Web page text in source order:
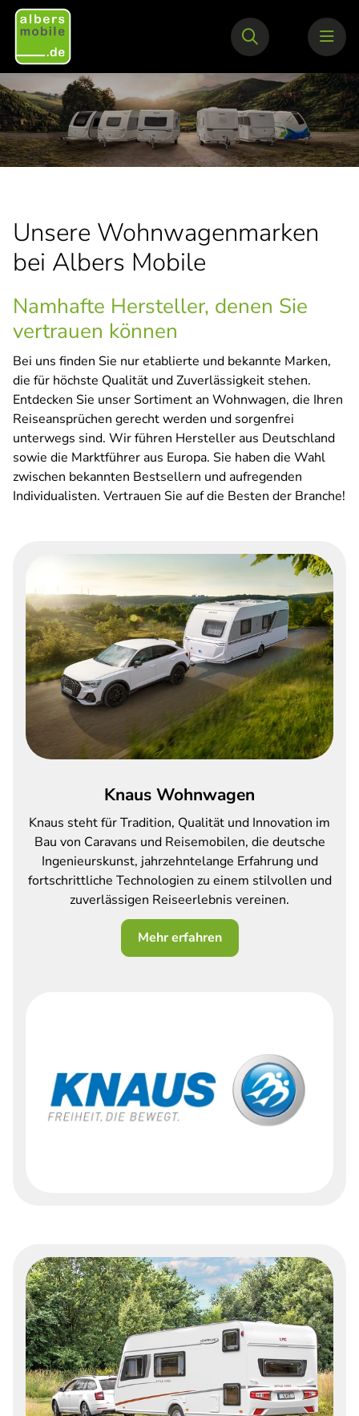
Unsere Wohnwagenmarken
bei Albers Mobile
Namhafte Hersteller, denen Sie
vertrauen können
Bei uns finden Sie nur etablierte und bekannte Marken,
die für höchste Qualität und Zuverlässigkeit stehen.
Entdecken Sie unser Sortiment an Wohnwagen, die Ihren
Reiseansprüchen gerecht werden und sorgenfrei
unterwegs sind. Wir führen Hersteller aus Deutschland
sowie die Marktführer aus Europa. Sie haben die Wahl
zwischen bekannten Bestsellern und aufregenden
Individualisten. Vertrauen Sie auf die Besten der Branche!
Knaus Wohnwagen
Knaus steht für Tradition, Qualität und Innovation im
Bau von Caravans und Reisemobilen, die deutsche
Ingenieurskunst, jahrzehntelange Erfahrung und
fortschrittliche Technologien zu einem stilvollen und
zuverlässigen Reiseerlebnis vereinen.
Mehr erfahren